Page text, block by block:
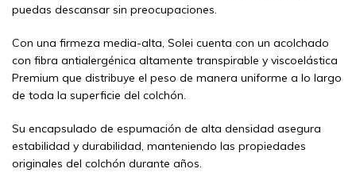
puedas descansar sin preocupaciones.
Con una firmeza media-alta, Solei cuenta con un acolchado
con fibra antialergénica altamente transpirable y viscoelástica
Premium que distribuye el peso de manera uniforme a lo largo
de toda la superficie del colchón.
Su encapsulado de espumación de alta densidad asegura
estabilidad y durabilidad, manteniendo las propiedades
originales del colchón durante años.